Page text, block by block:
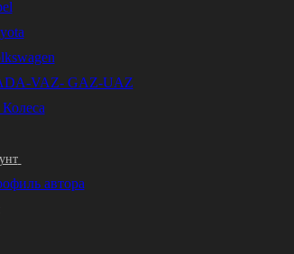
VAZ- GAZ-UAZ
автора